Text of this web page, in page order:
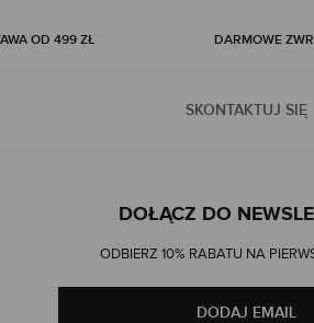
OD 499 ZŁ DARMOWE
SKONTAKTUJ SIĘ
DOŁĄCZ DO
ODBIERZ 10% RABATU NA
DODAJ EMAIL